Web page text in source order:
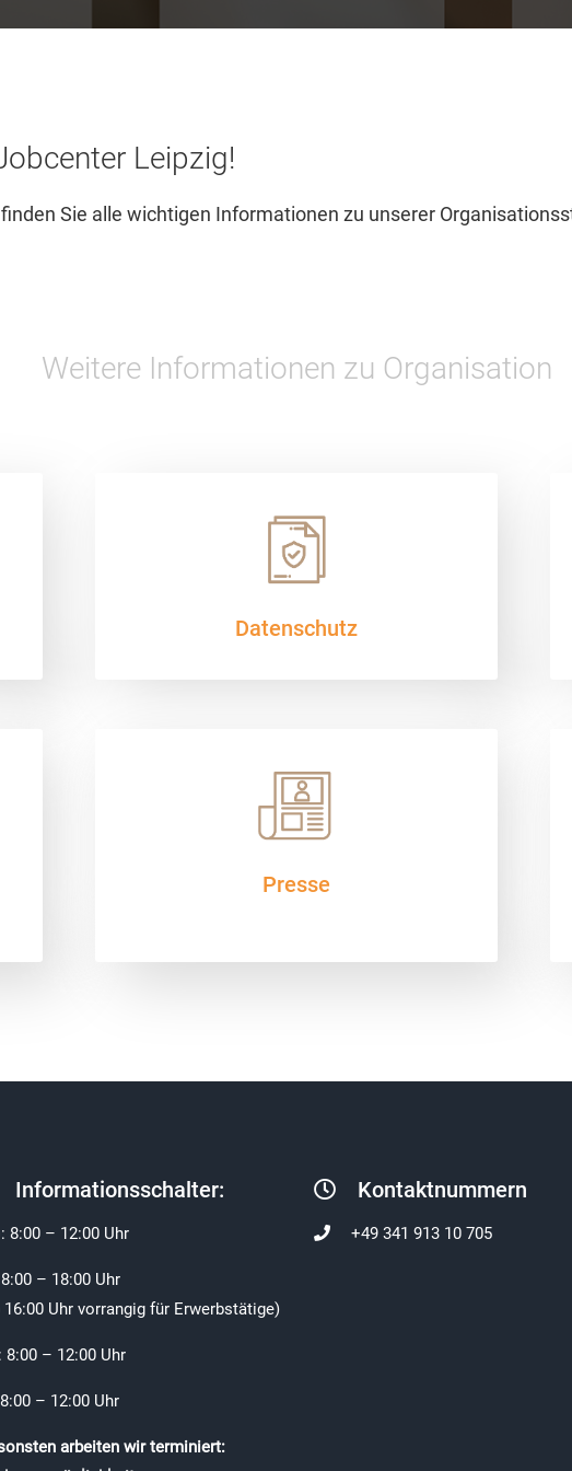
Leipzig!
Sie alle wichtigen Informationen zu unserer
Weitere Informationen zu Organisation
Datenschutz
Presse
Informationsschalter:
8:00 – 12:00 Uhr
– 18:00 Uhr
16:00 Uhr vorrangig für Erwerbstätige)
8:00 – 12:00 Uhr
– 12:00 Uhr
arbeiten wir terminiert:
Kontaktnummern
+49 341 913 10 705